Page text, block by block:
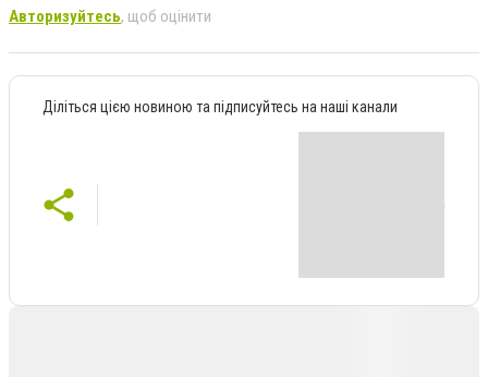
Авторизуйтесь, щоб оцінити
Діліться цією новиною та підписуйтесь на наші канали